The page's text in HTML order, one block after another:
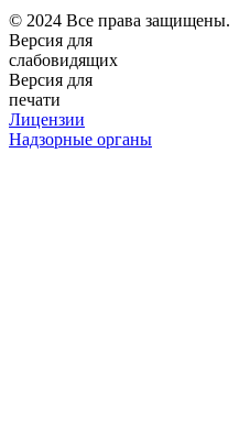
© 2024 Все права защищены.
Версия для
слабовидящих
Версия для
печати
Лицензии
Надзорные органы